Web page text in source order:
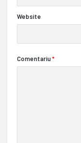
Website
Comentariu*